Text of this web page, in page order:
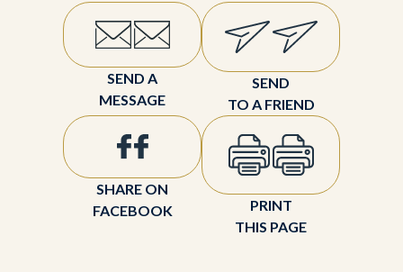
SEND A
MESSAGE
SEND
TO A FRIEND
SHARE ON
FACEBOOK
PRINT
THIS PAGE